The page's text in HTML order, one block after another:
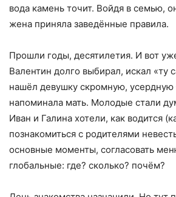
вода камень точит. Войдя в семью,
жена приняла заведённые правила.
Прошли годы, десятилетия. И вот
Валентин долго выбирал, искал «ту
нашёл девушку скромную, усердную
напоминала мать. Молодые стали
Иван и Галина хотели, как водится
познакомиться с родителями
основные моменты, согласовать
глобальные: где? сколько? почём?